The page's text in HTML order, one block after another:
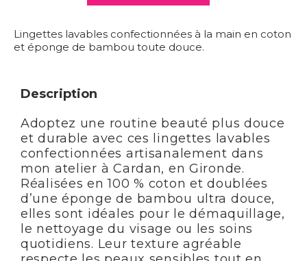
Lingettes lavables confectionnées à la main en coton
et éponge de bambou toute douce.
Description
Adoptez une routine beauté plus douce
et durable avec ces lingettes lavables
confectionnées artisanalement dans
mon atelier à Cardan, en Gironde.
Réalisées en 100 % coton et doublées
d’une éponge de bambou ultra douce,
elles sont idéales pour le démaquillage,
le nettoyage du visage ou les soins
quotidiens. Leur texture agréable